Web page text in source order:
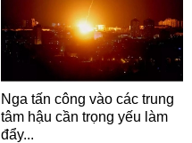
Nga tấn công vào các trung
tâm hậu cần trọng yếu làm
đẩy...